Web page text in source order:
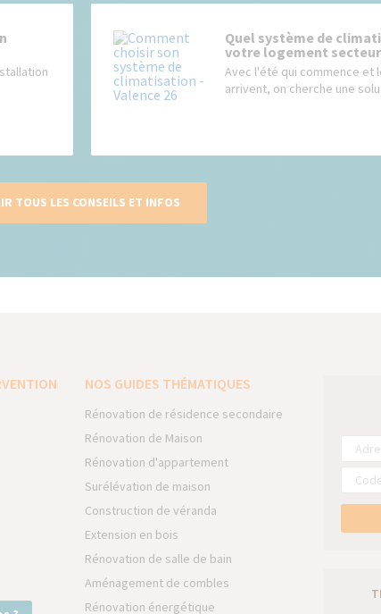
Quel système de
votre logement secteur
Avec l'été qui commence et
arrivent, on cherche une
TOUS LES CONSEILS ET INFOS
NOS GUIDES THÉMATIQUES
Rénovation de résidence secondaire
Rénovation de Maison
Rénovation d'appartement
Surélévation de maison
Construction de véranda
Extension en bois
Rénovation de salle de bain
Aménagement de combles
Rénovation énergétique